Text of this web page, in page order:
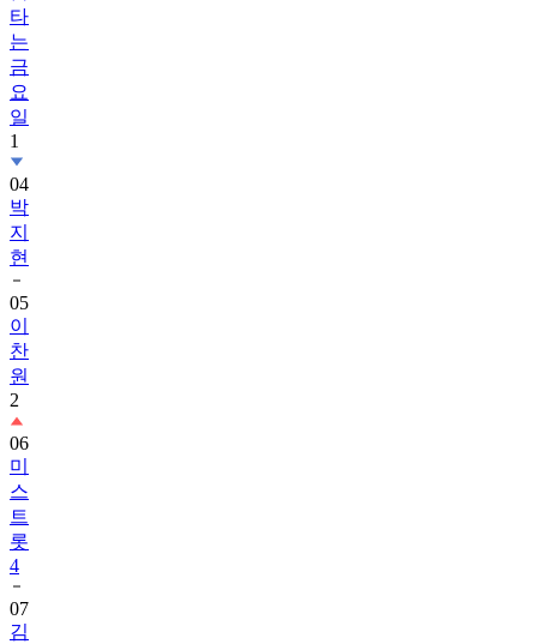
타
는
금
요
일
1
04
박
지
현
05
이
찬
원
2
06
미
스
트
롯
4
07
김